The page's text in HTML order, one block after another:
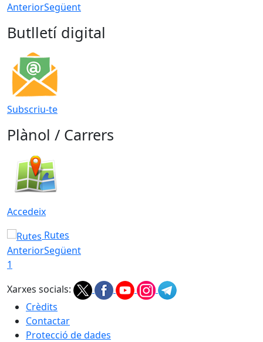
AnteriorSegüent
Butlletí digital
Subscriu-te
Plànol / Carrers
Accedeix
Rutes
AnteriorSegüent
1
Xarxes socials:
Crèdits
Contactar
Protecció de dades